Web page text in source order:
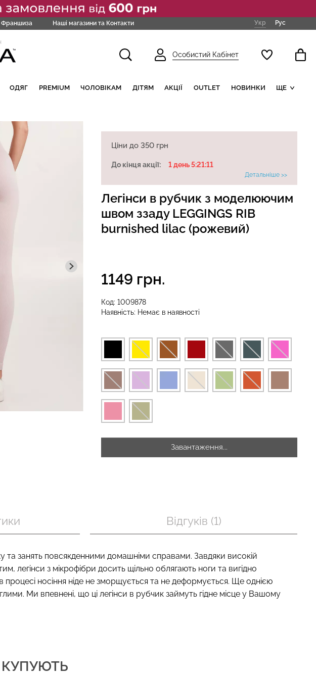
Франшиза Наші магазини та Контакти Укр Рус
Особистий Кабінет
ОДЯГ PREMIUM ЧОЛОВІКАМ ДІТЯМ АКЦІЇ OUTLET НОВИНКИ ЩЕ
Ціни до 350 грн
До кінця акції: 1 день 5:21:10
Детальніше >>
Легінси в рубчик з моделюючим
швом ззаду LEGGINGS RIB
burnished lilac (рожевий)
Код: 1009878
Наявність: Немає в наявності
1149 грн.
Завантаження...
Відгуків (1)
та занять повсякденними домашніми справами. Завдяки високій
легінси з мікрофібри досить щільно облягають ноги та вигідно
носіння ніде не зморщується та не деформується. Ще однією
Ми впевнені, що ці легінси в рубчик займуть гідне місце у Вашому
Безшовні легінси LEGGINGS
BRIEFS (чорний) Giulia
179 грн.299 грн.
489 грн.699 грн.
Giulia
230 грн.329 грн.